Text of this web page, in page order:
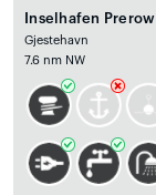
Inselhafen Prerow
Gjestehavn
7.6 nm NW